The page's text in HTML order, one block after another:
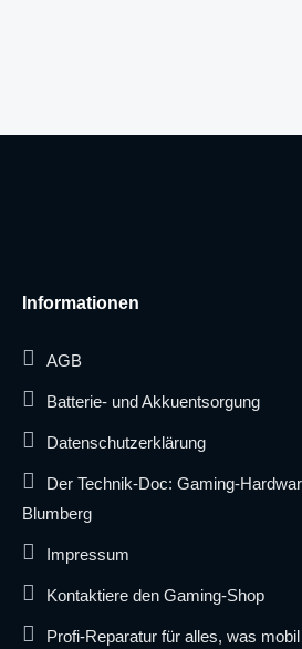
Informationen
AGB
Batterie- und Akkuentsorgung
Datenschutzerklärung
Der Technik-Doc: Gaming-
Blumberg
Impressum
Kontaktiere den Gaming-Shop
Profi-Reparatur für alles, was